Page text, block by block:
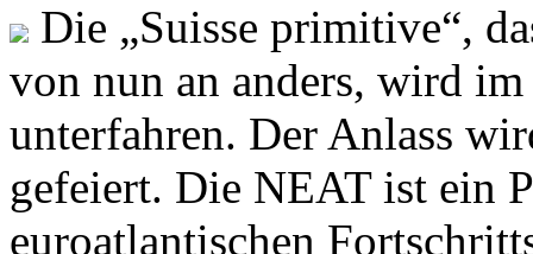
Die „Suisse primitive“,
von nun an anders, wird
unterfahren. Der Anlass
gefeiert. Die NEAT ist ein
euroatlantischen